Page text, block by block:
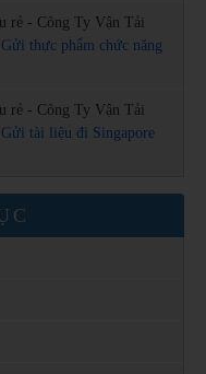
rẻ - Công Ty Vận Tải
Gửi thực phẩm chức năng
rẻ - Công Ty Vận Tải
Gửi tài liệu đi Singapore